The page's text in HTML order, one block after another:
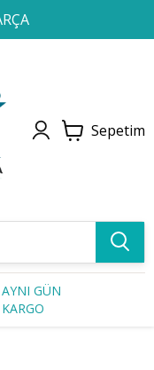
Sepetim
AYNI GÜN
KARGO